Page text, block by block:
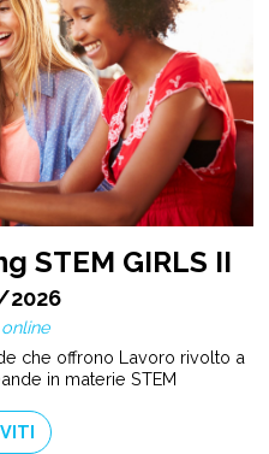
STEM GIRLS II
che offrono Lavoro rivolto a
in materie STEM